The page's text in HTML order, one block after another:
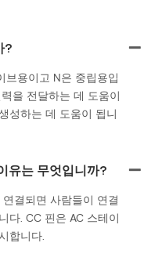
?
브용이고 N은 중립용입
을 전달하는 데 도움이
성하는 데 도움이 됩니
유는 무엇입니까?
결되면 사람들이 연결
다. CC 핀은 AC 스테이
합니다.